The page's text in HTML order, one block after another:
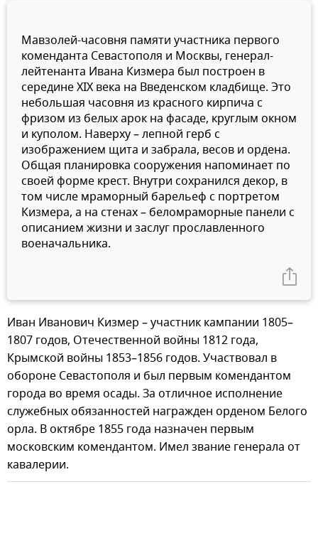
Мавзолей-часовня памяти участника первого
коменданта Севастополя и Москвы, генерал-
лейтенанта Ивана Кизмера был построен в
середине XIX века на Введенском кладбище. Это
небольшая часовня из красного кирпича с
фризом из белых арок на фасаде, круглым окном
и куполом. Наверху – лепной герб с
изображением щита и забрала, весов и ордена.
Общая планировка сооружения напоминает по
своей форме крест. Внутри сохранился декор, в
том числе мраморный барельеф с портретом
Кизмера, а на стенах – беломраморные панели с
описанием жизни и заслуг прославленного
военачальника.
Иван Иванович Кизмер – участник кампании 1805–
1807 годов, Отечественной войны 1812 года,
Крымской войны 1853–1856 годов. Участвовал в
обороне Севастополя и был первым комендантом
города во время осады. За отличное исполнение
служебных обязанностей награжден орденом Белого
орла. В октябре 1855 года назначен первым
московским комендантом. Имел звание генерала от
кавалерии.